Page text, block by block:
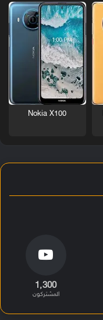
Nokia X100
1٬300
المشتركون